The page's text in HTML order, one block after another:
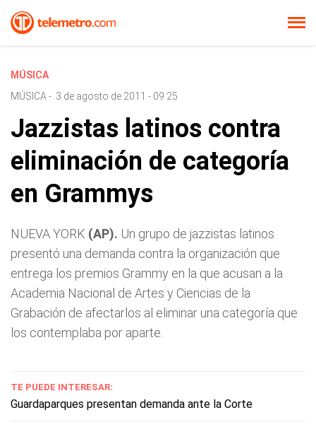
MÚSICA
MÚSICA - 3 de agosto de 2011 - 09:25
Jazzistas latinos contra
eliminación de categoría
en Grammys
NUEVA YORK (AP). Un grupo de jazzistas latinos
presentó una demanda contra la organización que
entrega los premios Grammy en la que acusan a la
Academia Nacional de Artes y Ciencias de la
Grabación de afectarlos al eliminar una categoría que
los contemplaba por aparte.
TE PUEDE INTERESAR:
Guardaparques presentan demanda ante la Corte